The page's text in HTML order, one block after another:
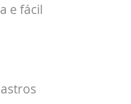
e fácil